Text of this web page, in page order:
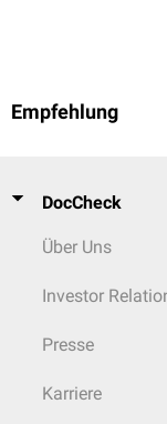
zu
Empfehlung
DocCheck
Über Uns
Investor
Presse
Karriere